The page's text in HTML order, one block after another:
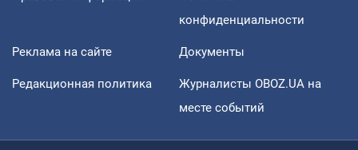
конфиденциальности
Реклама на сайте Документы
Редакционная политика
Журналисты OBOZ.UA на
месте событий